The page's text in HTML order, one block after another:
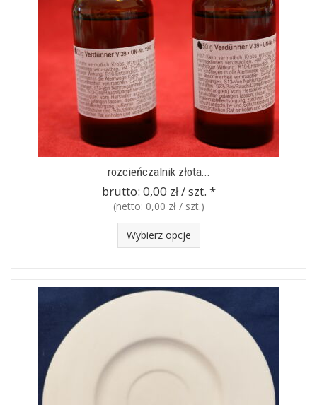
rozcieńczalnik złota...
brutto: 0,00 zł / szt. *
(netto: 0,00 zł / szt.)
Wybierz opcje